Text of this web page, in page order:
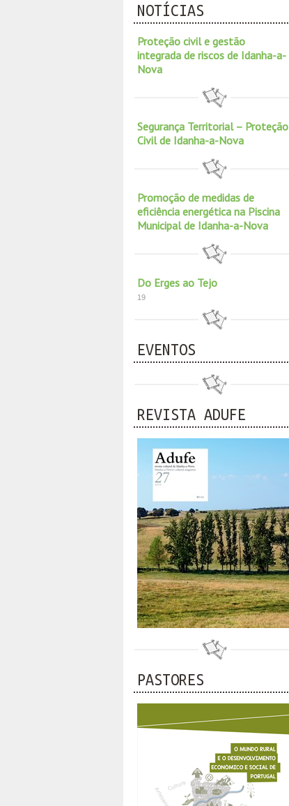
NOTÍCIAS
Proteção civil e gestão
integrada de riscos de Idanha-a-
Nova
Segurança Territorial – Proteção
Civil de Idanha-a-Nova
Promoção de medidas de
eficiência energética na Piscina
Municipal de Idanha-a-Nova
Do Erges ao Tejo
19
EVENTOS
REVISTA ADUFE
PASTORES